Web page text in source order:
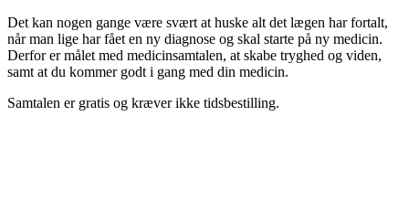
Det kan nogen gange være svært at huske alt det lægen har fortalt,
når man lige har fået en ny diagnose og skal starte på ny medicin.
Derfor er målet med medicinsamtalen, at skabe tryghed og viden,
samt at du kommer godt i gang med din medicin.
Samtalen er gratis og kræver ikke tidsbestilling.